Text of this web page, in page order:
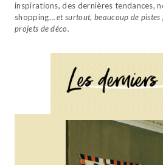
inspirations, des dernières tendances,
shopping…et surtout, beaucoup de
projets de déco.